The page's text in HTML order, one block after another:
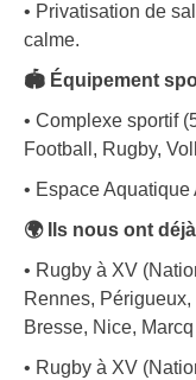
• Privatisation de
calme.
🏟️ Équipement
• Complexe sportif
Football, Rugby,
• Espace
🌍 Ils nous ont
• Rugby à XV
Rennes,
Bresse, Nice,
• Rugby à XV